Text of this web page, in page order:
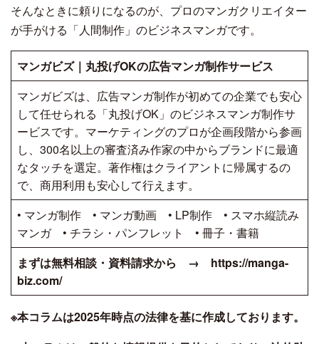
そんなときに頼りになるのが、プロのマンガクリエイター
が手がける「人間制作」のビジネスマンガです。
マンガビズ｜丸投げOKの広告マンガ制作サービス
マンガビズは、広告マンガ制作が初めての企業でも安心
して任せられる「丸投げOK」のビジネスマンガ制作サ
ービスです。マーケティングのプロが企画段階から参画
し、300名以上の審査済み作家の中からブランドに最適
なタッチを選定。著作権はクライアントに帰属するの
で、商用利用も安心して行えます。
• マンガ制作 • マンガ動画 • LP制作 • スマホ縦読み
マンガ • チラシ・パンフレット • 冊子・書籍
まずは無料相談・資料請求から → https://manga-
biz.com/
※本コラムは2025年時点の法律を基に作成しております。